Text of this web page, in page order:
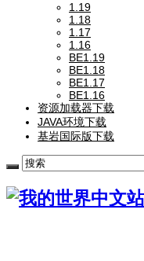
1.19
1.18
1.17
1.16
BE1.19
BE1.18
BE1.17
BE1.16
资源加载器下载
JAVA环境下载
基岩国际版下载